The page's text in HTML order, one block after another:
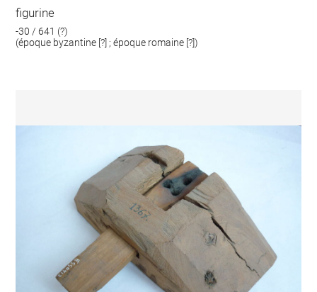
figurine
-30 / 641 (?)
(époque byzantine [?] ; époque romaine [?])